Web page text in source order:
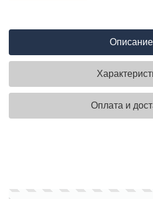
Описание
Оплата и